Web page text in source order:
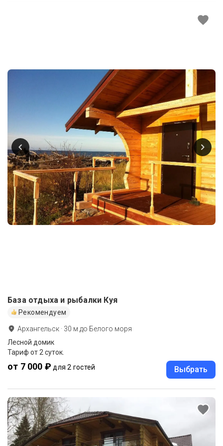
База отдыха и рыбалки Куя
Рекомендуем
Архангельск · 30 м до Белого моря
Лесной домик
Тариф от 2 суток.
от 7 000 ₽ для 2 гостей Выбрать